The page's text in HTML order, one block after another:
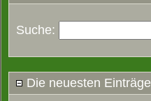
Suche:
Die neuesten Einträge